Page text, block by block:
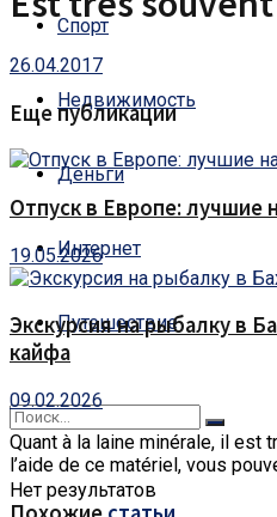
Спорт
Недвижимость
Деньги
Интернет
Путешествие
Нет результатов
26.04.2017
Еще публикации
Отпуск в Европе: лучшие
19.05.2026
Экскурсия на рыбалку в
кайфа
09.02.2026
Quant à la laine minérale, il
l’aide de ce matériel, vous